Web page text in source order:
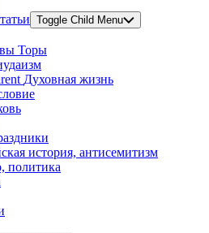
Toggle Child Menu
Торы
Духовная жизнь
история, антисемитизм
политика